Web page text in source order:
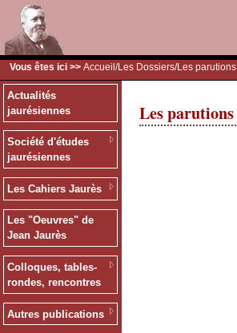
Vous êtes ici >> Accueil /Les Dossiers/Les parutions
Actualités
jaurésiennes
Société d'études
jaurésiennes
Les Cahiers Jaurès
Les "Oeuvres" de
Jean Jaurès
Colloques, tables-
rondes, rencontres
Autres publications
Les parutions